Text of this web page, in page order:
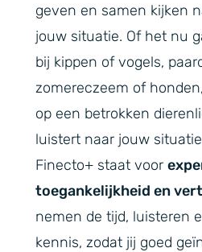
geven en samen kijken
jouw situatie. Of het nu
bij kippen of vogels,
zomereczeem of
op een betrokken
luistert naar jouw
Finecto+ staat voor
toegankelijkheid en
nemen de tijd, luisteren
kennis, zodat jij goed